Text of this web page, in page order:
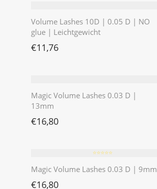
Volume Lashes 10D | 0.05 D | NO
glue | Leichtgewicht
€11,76
Magic Volume Lashes 0.03 D |
13mm
€16,80
⭐️⭐️⭐️⭐️⭐️
Magic Volume Lashes 0.03 D | 9mm
€16,80